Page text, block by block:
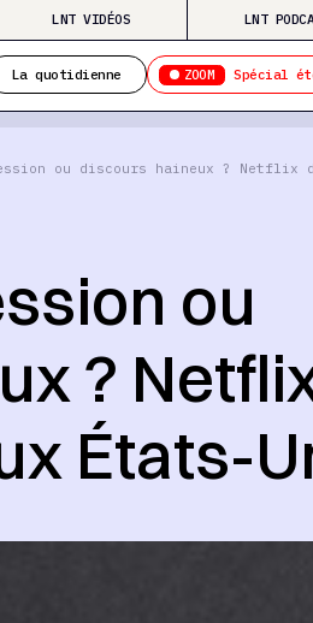
LNT VIDÉOS LNT
La quotidienne ZOOM Spécial
ou discours haineux ? Netflix
ou
?
États-